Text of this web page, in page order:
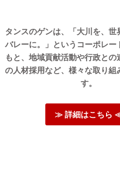
タンスのゲンは、「大川を、世
バレーに。」というコーポレー
もと、地域貢献活動や行政との
の人材採用など、様々な取り組
す。
≫ 詳細はこちら